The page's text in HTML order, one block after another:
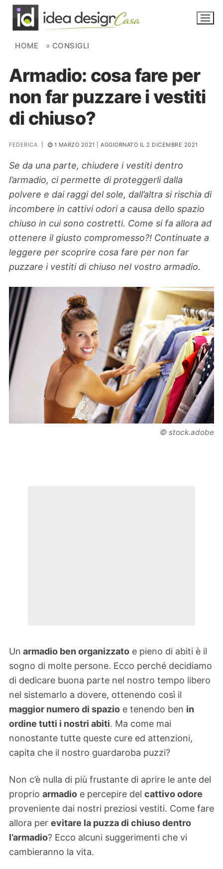
Skip to content
NOVITÀ
AMBIENTI
FAI DA TE
PIANTE
Ortaggio
Search for:
HOME » CONSIGLI
Armadio: cosa fare per
non far puzzare i vestiti
di chiuso?
FEDERICA 1 MARZO 2021 | AGGIORNATO IL 2 DICEMBRE 2021
Se da una parte, chiudere i vestiti dentro
l’armadio, ci permette di proteggerli dalla
polvere e dai raggi del sole, dall’altra si rischia di
incombere in cattivi odori a causa dello spazio
chiuso in cui sono costretti. Come si fa allora ad
ottenere il giusto compromesso?! Continuate a
leggere per scoprire cosa fare per non far
puzzare i vestiti di chiuso nel vostro armadio.
© stock.adobe
Un armadio ben organizzato e pieno di abiti è il
sogno di molte persone. Ecco perché decidiamo
di dedicare buona parte nel nostro tempo libero
nel sistemarlo a dovere, ottenendo così il
maggior numero di spazio e tenendo ben in
ordine tutti i nostri abiti. Ma come mai
nonostante tutte queste cure ed attenzioni,
capita che il nostro guardaroba puzzi?
Non c’è nulla di più frustante di aprire le ante del
proprio armadio e percepire del cattivo odore
proveniente dai nostri preziosi vestiti. Come fare
allora per evitare la puzza di chiuso dentro
l’armadio? Ecco alcuni suggerimenti che vi
cambieranno la vita.